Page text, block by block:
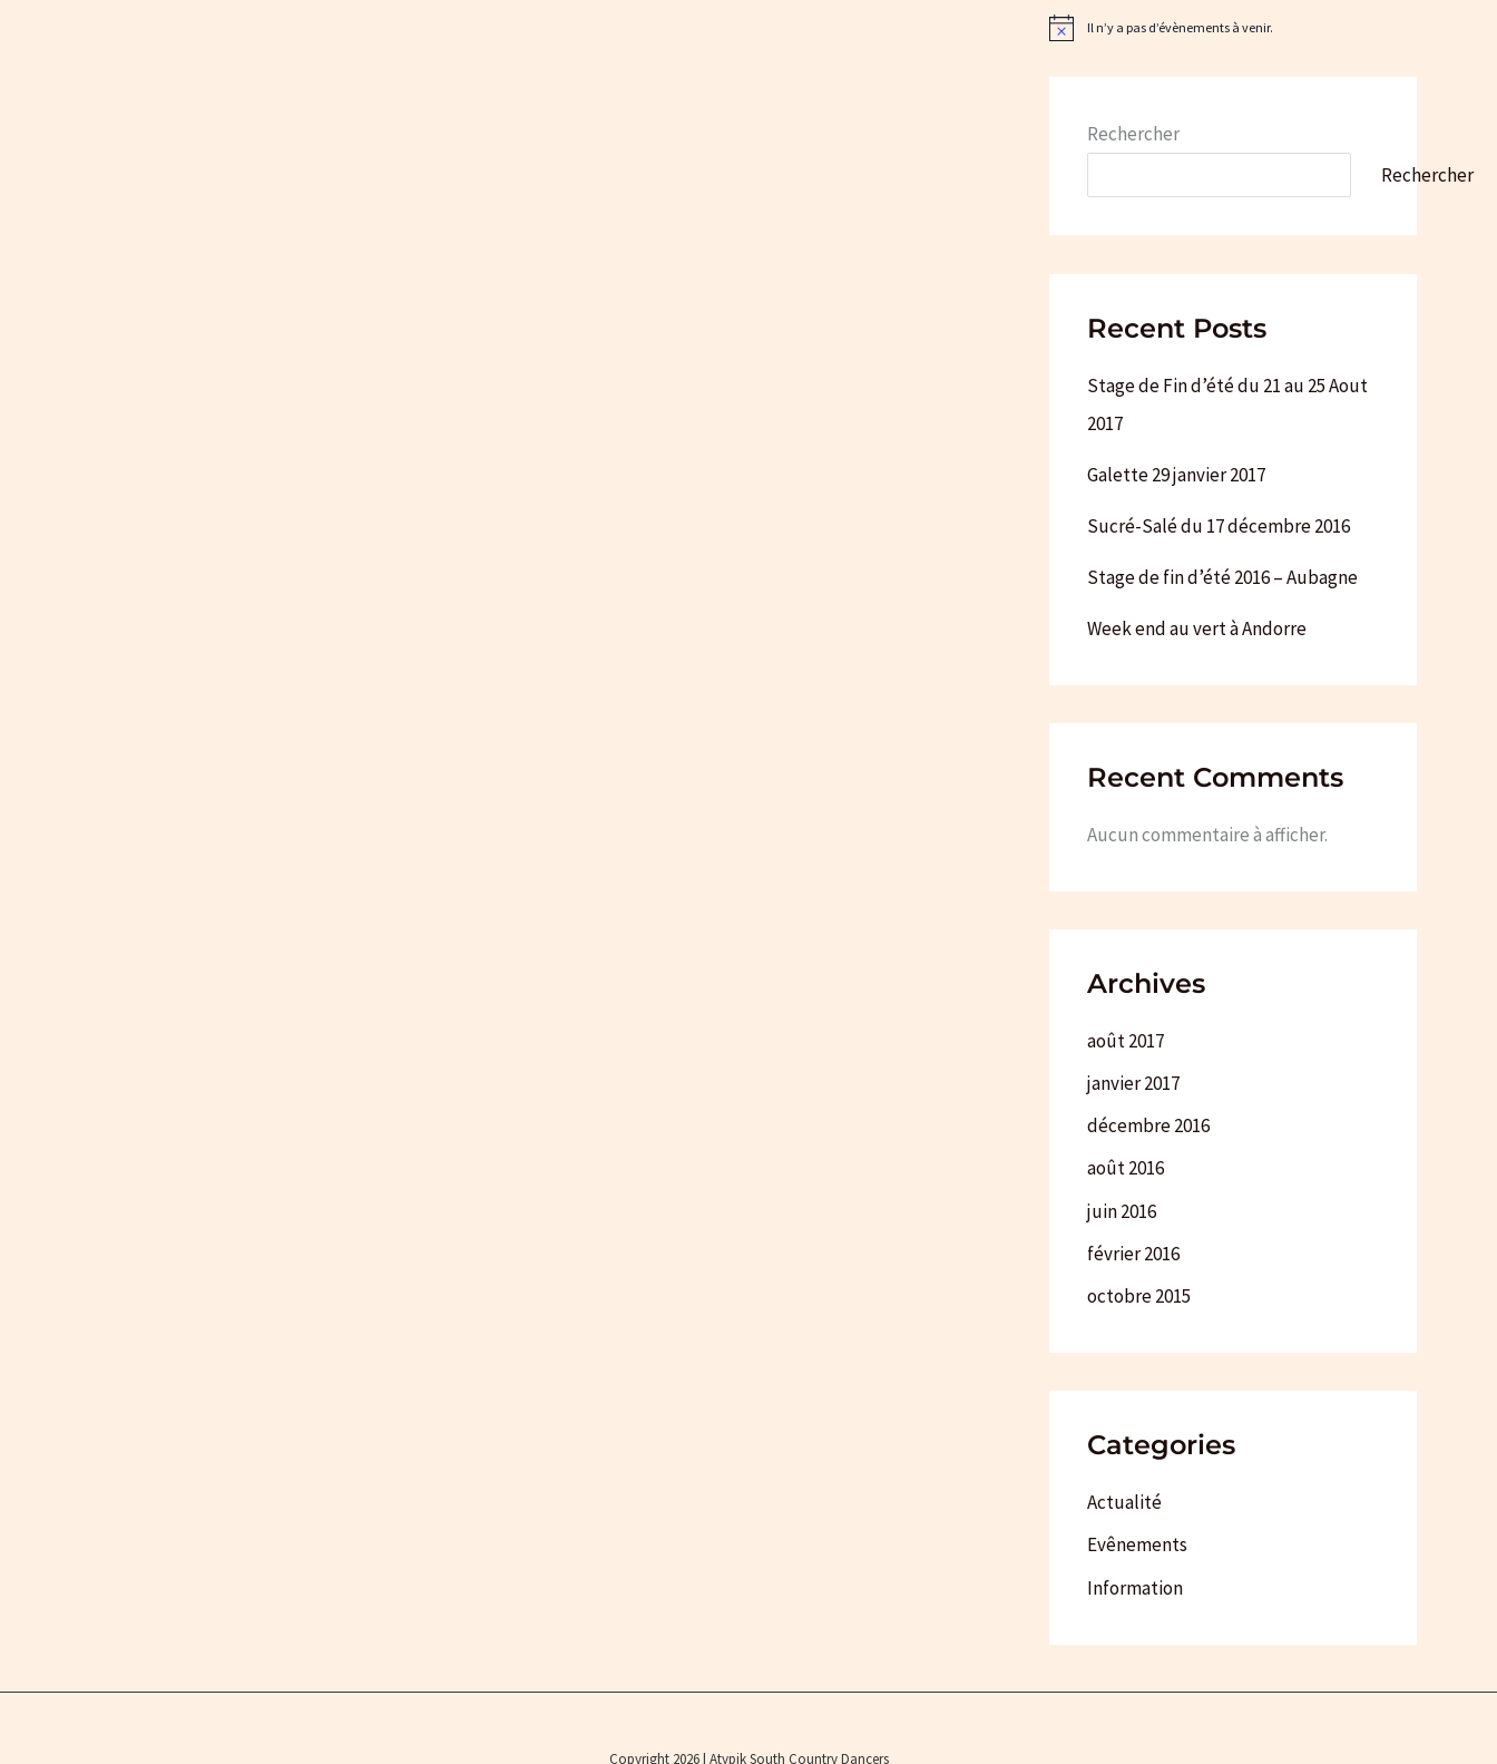
Il n’y a pas d’évènements à venir.
Rechercher
Rechercher
Recent Posts
Stage de Fin d’été du 21 au 25 Aout
2017
Galette 29 janvier 2017
Sucré-Salé du 17 décembre 2016
Stage de fin d’été 2016 – Aubagne
Week end au vert à Andorre
Recent Comments
Aucun commentaire à afficher.
Archives
août 2017
janvier 2017
décembre 2016
août 2016
juin 2016
février 2016
octobre 2015
Categories
Actualité
Evênements
Information
Copyright 2026 | Atypik South Country Dancers